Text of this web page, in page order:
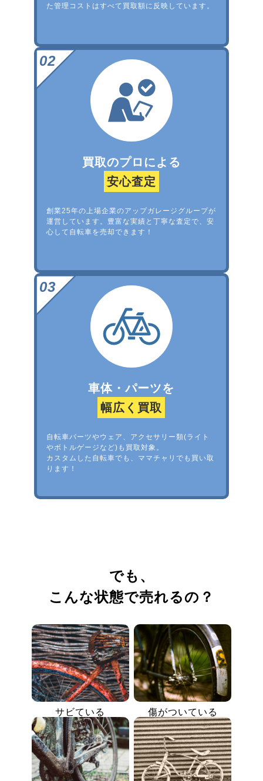
た管理コストはすべて買取額に反映しています。
買取のプロによる
安心査定
創業25年の上場企業のアップガレージグループが
運営しています。豊富な実績と丁寧な査定で、安
心して自転車を売却できます！
車体・パーツを
幅広く買取
自転車パーツやウェア、アクセサリー類(ライト
やボトルゲージなど)も買取対象。
カスタムした自転車でも、ママチャリでも買い取
ります！
でも、
こんな状態で売れるの？
サビている 傷がついている